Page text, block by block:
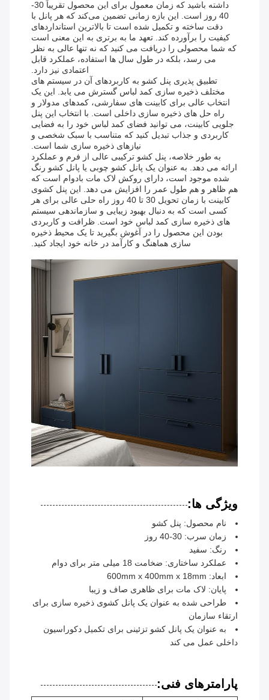
داشته باشید که زمان معمول برای این محصول تقریباً 30-
40 روز است. این بازه زمانی تضمین می‌کند که هر پانل با
دقت ساخته و تکمیل شده است تا بالاترین استانداردهای
کیفیت را برآورده کند. تعهد ما به برتری به این معنی است
که شما محصولی را دریافت می کنید که نه تنها عالی به نظر
می رسد، بلکه در طول سال ها استفاده، عملکرد قابل
اعتمادی نیز دارد.
تطبیق پذیری پنل کشو به کاربردهای آن در سیستم های
مختلف ذخیره سازی کمد لباس گسترش می یابد. این یک
انتخاب عالی برای کابینت های سفارشی، کمدهای مدولار و
راه حل های ذخیره سازی داخلی است. با انتخاب این پنل
جلویی کابینت، می توانید فضای کمد لباس خود را به فضایی
کاربردی و جذاب تبدیل کنید که متناسب با سبک شخصی و
نیازهای ذخیره سازی شما است.
به طور خلاصه، پنل کشو ترکیبی عالی از فرم و عملکرد
ارائه می دهد. به عنوان یک پانل کشو چوبی یا پانل کشو رنگ
شده موجود است، دارای روکش لاک مات بادوام است که
هم ظاهر و هم طول عمر را افزایش می دهد. این پنل کشوی
کابینت با زمان تحویل 30 تا 40 روز راه حلی عالی برای هر
کسی است که به دنبال بهبود زیبایی و سازماندهی سیستم
های ذخیره سازی کمد لباس خود است. ظرافت و کاربردی
بودن این محصول را در آغوش بگیرید تا یک محیط ذخیره
سازی هماهنگ و کارآمد در خانه خود ایجاد کنید.
ویژگی ها:
نام محصول: پنل کشو
زمان سرب: 30-40 روز
رنگ: سفید
عملکرد ساختاری: ضخامت 18 میلی متر برای دوام
ابعاد: 600mm x 400mm x 18mm
پایان: لاک مات برای ظاهری صاف و زیبا
طراحی شده به عنوان یک پانل کشوی ذخیره سازی برای
ارتقاء سازمان
به عنوان یک پانل کشو تزئینی برای تکمیل دکوراسیون
داخلی عمل می کند
پارامترهای فنی: